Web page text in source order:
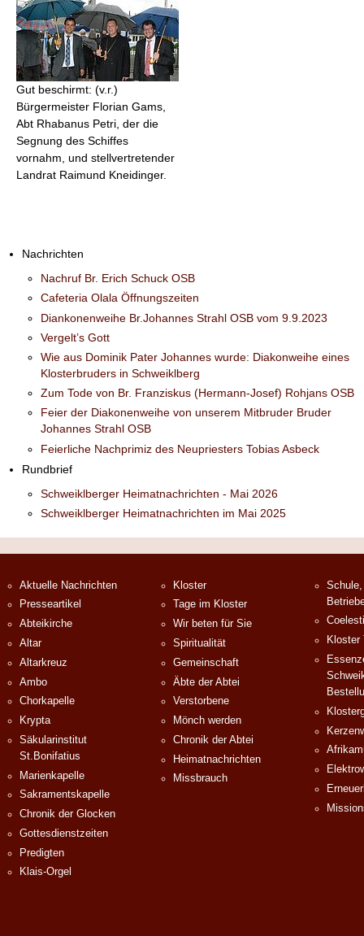
Gut beschirmt: (v.r.)
Bürgermeister Florian Gams,
Abt Rhabanus Petri, der die
Segnung des Schiffes
vornahm, und stellvertretender
Landrat Raimund Kneidinger.
Nachrichten
Nachruf Br. Erich Schuck OSB
Cafeteria Olala Öffnungszeiten
Diankonenweihe Br.Johannes Strahl OSB vom 9.9.2023
Vergelt’s Gott
Wie aus Dominik Pater Johannes wurde: Diakonweihe eines
Klosterbruders in Schweiklberg
Zum Tode von Br. Franziskus (Hermann-Josef) Rohjans OSB
Feier der Diakonenweihe von unserem Mitbruder Bruder
Johannes Strahl OSB
Feierliche Nachprimiz des Neupriesters Tobias Asbeck
Rundbrief
Schweiklberger Heimatnachrichten - Mai 2026
Schweiklberger Heimatnachrichten im Mai 2025
Aktuelle Nachrichten
Presseartikel
Abteikirche
Altar
Altarkreuz
Ambo
Chorkapelle
Krypta
Säkularinstitut
St.Bonifatius
Marienkapelle
Sakramentskapelle
Chronik der Glocken
Gottesdienstzeiten
Predigten
Klais-Orgel
Kloster
Tage im Kloster
Wir beten für Sie
Spiritualität
Gemeinschaft
Äbte der Abtei
Verstorbene
Mönch werden
Chronik der Abtei
Heimatnachrichten
Missbrauch
Kloster